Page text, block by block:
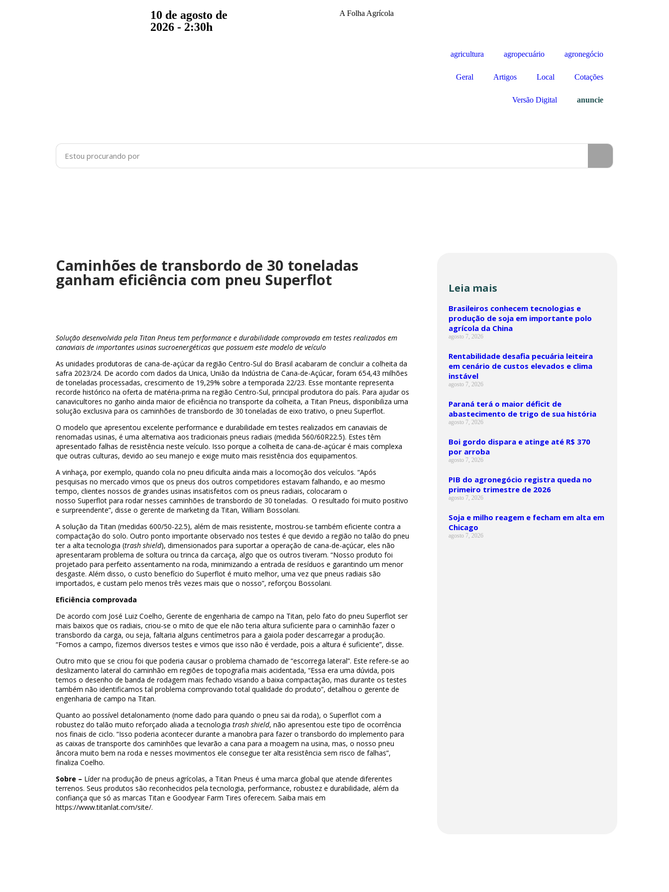
10 de agosto de
2026 - 2:30h
A Folha Agrícola
agricultura agropecuário agronegócio
Geral Artigos Local Cotações
Versão Digital anuncie
Caminhões de transbordo de 30 toneladas
ganham eficiência com pneu Superflot
Solução desenvolvida pela Titan Pneus tem performance e durabilidade comprovada em testes realizados em
canaviais de importantes usinas sucroenergéticas que possuem este modelo de veículo
As unidades produtoras de cana-de-açúcar da região Centro-Sul do Brasil acabaram de concluir a colheita da
safra 2023/24. De acordo com dados da Unica, União da Indústria de Cana-de-Açúcar, foram 654,43 milhões
de toneladas processadas, crescimento de 19,29% sobre a temporada 22/23. Esse montante representa
recorde histórico na oferta de matéria-prima na região Centro-Sul, principal produtora do país. Para ajudar os
canavicultores no ganho ainda maior de eficiência no transporte da colheita, a Titan Pneus, disponibiliza uma
solução exclusiva para os caminhões de transbordo de 30 toneladas de eixo trativo, o pneu Superflot.
O modelo que apresentou excelente performance e durabilidade em testes realizados em canaviais de
renomadas usinas, é uma alternativa aos tradicionais pneus radiais (medida 560/60R22.5). Estes têm
apresentado falhas de resistência neste veículo. Isso porque a colheita de cana-de-açúcar é mais complexa
que outras culturas, devido ao seu manejo e exige muito mais resistência dos equipamentos.
A vinhaça, por exemplo, quando cola no pneu dificulta ainda mais a locomoção dos veículos. “Após
pesquisas no mercado vimos que os pneus dos outros competidores estavam falhando, e ao mesmo
tempo, clientes nossos de grandes usinas insatisfeitos com os pneus radiais, colocaram o
nosso Superflot para rodar nesses caminhões de transbordo de 30 toneladas. O resultado foi muito positivo
e surpreendente”, disse o gerente de marketing da Titan, William Bossolani.
A solução da Titan (medidas 600/50-22.5), além de mais resistente, mostrou-se também eficiente contra a
compactação do solo. Outro ponto importante observado nos testes é que devido a região no talão do pneu
ter a alta tecnologia (trash shield), dimensionados para suportar a operação de cana-de-açúcar, eles não
apresentaram problema de soltura ou trinca da carcaça, algo que os outros tiveram. “Nosso produto foi
projetado para perfeito assentamento na roda, minimizando a entrada de resíduos e garantindo um menor
desgaste. Além disso, o custo benefício do Superflot é muito melhor, uma vez que pneus radiais são
importados, e custam pelo menos três vezes mais que o nosso”, reforçou Bossolani.
Eficiência comprovada
De acordo com José Luiz Coelho, Gerente de engenharia de campo na Titan, pelo fato do pneu Superflot ser
mais baixos que os radiais, criou-se o mito de que ele não teria altura suficiente para o caminhão fazer o
transbordo da carga, ou seja, faltaria alguns centímetros para a gaiola poder descarregar a produção.
“Fomos a campo, fizemos diversos testes e vimos que isso não é verdade, pois a altura é suficiente”, disse.
Outro mito que se criou foi que poderia causar o problema chamado de “escorrega lateral”. Este refere-se ao
deslizamento lateral do caminhão em regiões de topografia mais acidentada, “Essa era uma dúvida, pois
temos o desenho de banda de rodagem mais fechado visando a baixa compactação, mas durante os testes
também não identificamos tal problema comprovando total qualidade do produto”, detalhou o gerente de
engenharia de campo na Titan.
Quanto ao possível detalonamento (nome dado para quando o pneu sai da roda), o Superflot com a
robustez do talão muito reforçado aliada a tecnologia trash shield, não apresentou este tipo de ocorrência
nos finais de ciclo. “Isso poderia acontecer durante a manobra para fazer o transbordo do implemento para
as caixas de transporte dos caminhões que levarão a cana para a moagem na usina, mas, o nosso pneu
âncora muito bem na roda e nesses movimentos ele consegue ter alta resistência sem risco de falhas”,
finaliza Coelho.
Sobre – Líder na produção de pneus agrícolas, a Titan Pneus é uma marca global que atende diferentes
terrenos. Seus produtos são reconhecidos pela tecnologia, performance, robustez e durabilidade, além da
confiança que só as marcas Titan e Goodyear Farm Tires oferecem. Saiba mais em
https://www.titanlat.com/site/.
Leia mais
Brasileiros conhecem tecnologias e
produção de soja em importante polo
agrícola da China
agosto 7, 2026
Rentabilidade desafia pecuária leiteira
em cenário de custos elevados e clima
instável
agosto 7, 2026
Paraná terá o maior déficit de
abastecimento de trigo de sua história
agosto 7, 2026
Boi gordo dispara e atinge até R$ 370
por arroba
agosto 7, 2026
PIB do agronegócio registra queda no
primeiro trimestre de 2026
agosto 7, 2026
Soja e milho reagem e fecham em alta em
Chicago
agosto 7, 2026